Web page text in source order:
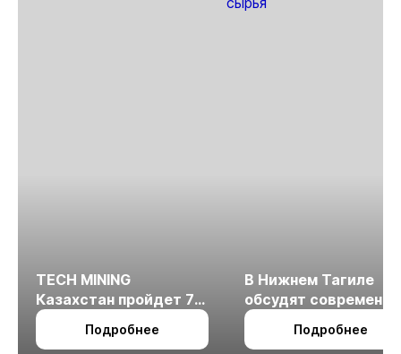
TECH MINING
Казахстан пройдет 7
октября в Алматы
Подробнее
В Нижнем Тагиле
обсудят
технологии
измельчения
Подробнее